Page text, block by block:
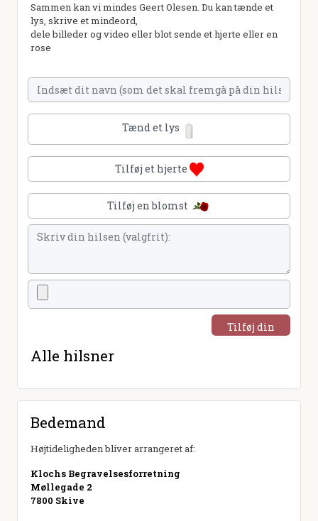
Sammen kan vi mindes Geert Olesen. Du kan tænde et
lys, skrive et mindeord,
dele billeder og video eller blot sende et hjerte eller en
rose
Tænd et lys
Tilføj et hjerte
Tilføj en blomst
Tilføj din
Alle hilsner
Bedemand
Højtideligheden bliver arrangeret af:
Klochs Begravelsesforretning
Møllegade 2
7800 Skive